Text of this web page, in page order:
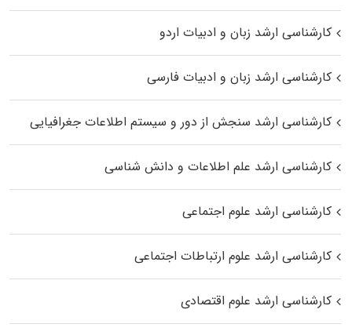
کارشناسی ارشد زبان و ادبیات اردو
کارشناسی ارشد زبان و ادبیات فارسی
کارشناسی ارشد سنجش از دور و سیستم اطلاعات جغرافیایی
کارشناسی ارشد علم اطلاعات و دانش شناسی
کارشناسی ارشد علوم اجتماعی
کارشناسی ارشد علوم ارتباطات اجتماعی
کارشناسی ارشد علوم اقتصادی